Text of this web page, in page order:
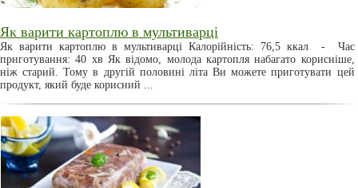
Як варити картоплю в мультиварці
Як варити картоплю в мультиварці Калорійність: 76,5 ккал - Час
приготування: 40 хв Як відомо, молода картопля набагато корисніше,
ніж старий. Тому в другій половині літа Ви можете приготувати цей
продукт, який буде корисний ...